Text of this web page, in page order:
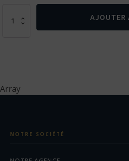
smartphone
AJOUTER
Array
NOTRE SOCIÉTÉ